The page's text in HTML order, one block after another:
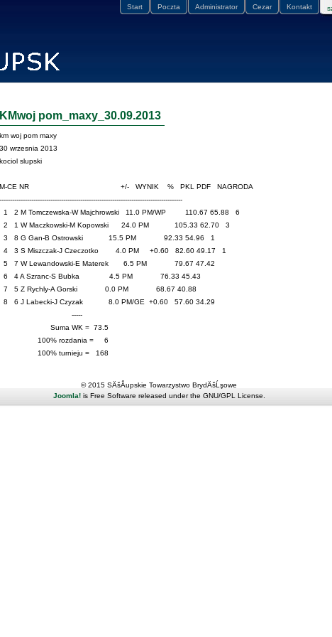
Start Poczta Administrator Cezar Kontakt
KMwoj pom_maxy_30.09.2013
km woj pom maxy
30 wrzesnia 2013
kociol slupski
M-CE NR +/- WYNIK % PKL PDF NAGRODA
--------------------------------------------------------------------------------------
1 2 M Tomczewska-W Majchrowski 11.0 PM/WP 110.67 65.88 6
2 1 W Maczkowski-M Kopowski 24.0 PM 105.33 62.70 3
3 8 G Gan-B Ostrowski 15.5 PM 92.33 54.96 1
4 3 S Miszczak-J Czeczotko 4.0 PM +0.60 82.60 49.17 1
5 7 W Lewandowski-E Materek 6.5 PM 79.67 47.42
6 4 A Szranc-S Bubka 4.5 PM 76.33 45.43
7 5 Z Rychly-A Gorski 0.0 PM 68.67 40.88
8 6 J Labecki-J Czyzak 8.0 PM/GE +0.60 57.60 34.29
-----
Suma WK = 73.5
100% rozdania = 6
100% turnieju = 168
© 2015 SÄšÂupskie Towarzystwo BrydÄšĹşowe
Joomla!is Free Software released under the GNU/GPL License.